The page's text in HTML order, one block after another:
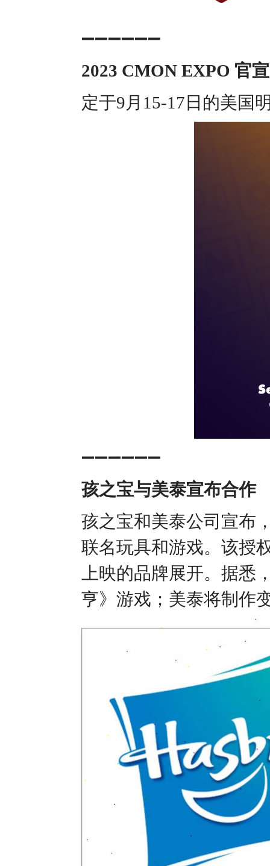
➖➖➖➖➖➖
2023 CMON EXPO 官宣
定于9月15-17日的美国
➖➖➖➖➖➖
孩之宝与美泰宣布合作
孩之宝和美泰公司宣布
联名玩具和游戏。该授
上映的品牌展开。据悉
亨》游戏；美泰将制作